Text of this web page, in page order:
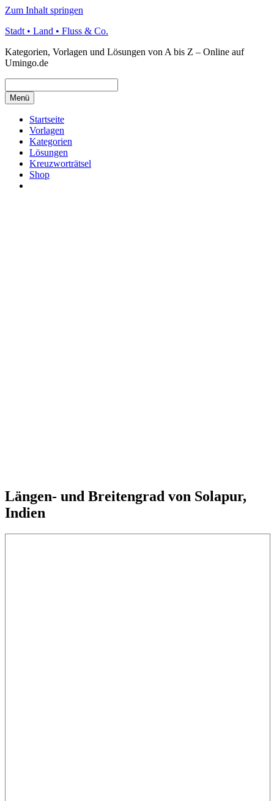
Zum Inhalt springen
Stadt • Land • Fluss & Co.
Kategorien, Vorlagen und Lösungen von A bis Z – Online auf
Umingo.de
Menü
Startseite
Vorlagen
Kategorien
Lösungen
Kreuzworträtsel
Shop
Längen- und Breitengrad von Solapur,
Indien